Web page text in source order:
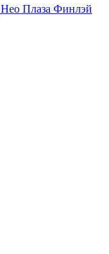
Нео Плаза Финлэй